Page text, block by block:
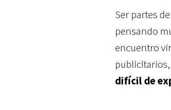
Ser partes
pensando
encuentro
difícil de